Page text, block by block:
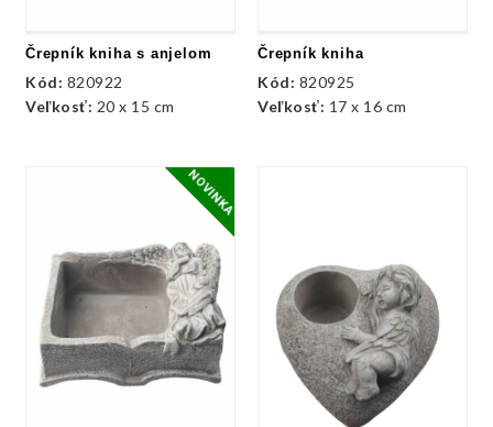
Črepník kniha s anjelom
Kód: 820922
Veľkosť: 20 x 15 cm
Črepník kniha
Kód: 820925
Veľkosť: 17 x 16 cm
NOVINKA